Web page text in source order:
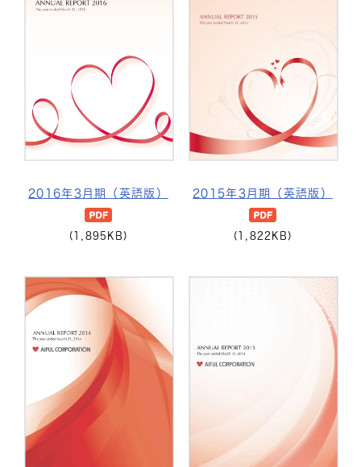
2016年3月期（英語版）
(1,895KB)
2015年3月期（英語版）
(1,822KB)